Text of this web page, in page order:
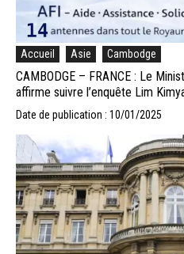
Accueil Asie Cambodge
CAMBODGE – FRANCE : Le
affirme suivre l’enquête Lim
Date de publication : 10/01/2025